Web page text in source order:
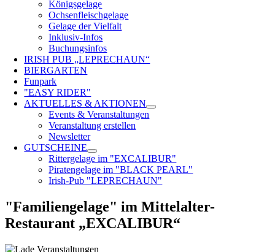
Königsgelage
Ochsenfleischgelage
Gelage der Vielfalt
Inklusiv-Infos
Buchungsinfos
IRISH PUB „LEPRECHAUN“
BIERGARTEN
Funpark
"EASY RIDER"
AKTUELLES & AKTIONEN
Events & Veranstaltungen
Veranstaltung erstellen
Newsletter
GUTSCHEINE
Rittergelage im "EXCALIBUR"
Piratengelage im "BLACK PEARL"
Irish-Pub "LEPRECHAUN"
"Familiengelage" im Mittelalter-
Restaurant „EXCALIBUR“